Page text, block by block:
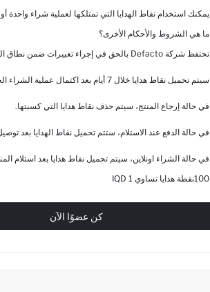
يمكنك استخدام نقاط الهدايا التي تمتلكها لعملية شراء واحدة
ما هي الشروط والأحكام الأخرى؟
تحتفظ شركة Defacto بالحق في إجراء تغييرات ضمن نطاق العروض.
سيتم تحميل نقاط هدايا خلال 7 أيام بعد اكتمال عملية الشراء الخاصة بك.
في حالة إرجاع المنتج، سيتم حذف نقاط هدايا التي كسبتها.
في حالة الدفع عند الاستلام، ستتم تحميل نقاط الهدايا بعد
في حالة الشراء اونلاين، سيتم تحميل نقاط هدايا بعد استلام
100نقطة هدايا تساوي 1 IQD
كن عضوًا الآن